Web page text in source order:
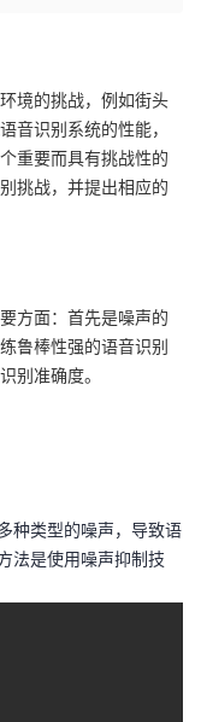
境的挑战，例如街头
音识别系统的性能，
重要而具有挑战性的
挑战，并提出相应的
方面：首先是噪声的
鲁棒性强的语音识别
别准确度。
种类型的噪声，导致语
法是使用噪声抑制技